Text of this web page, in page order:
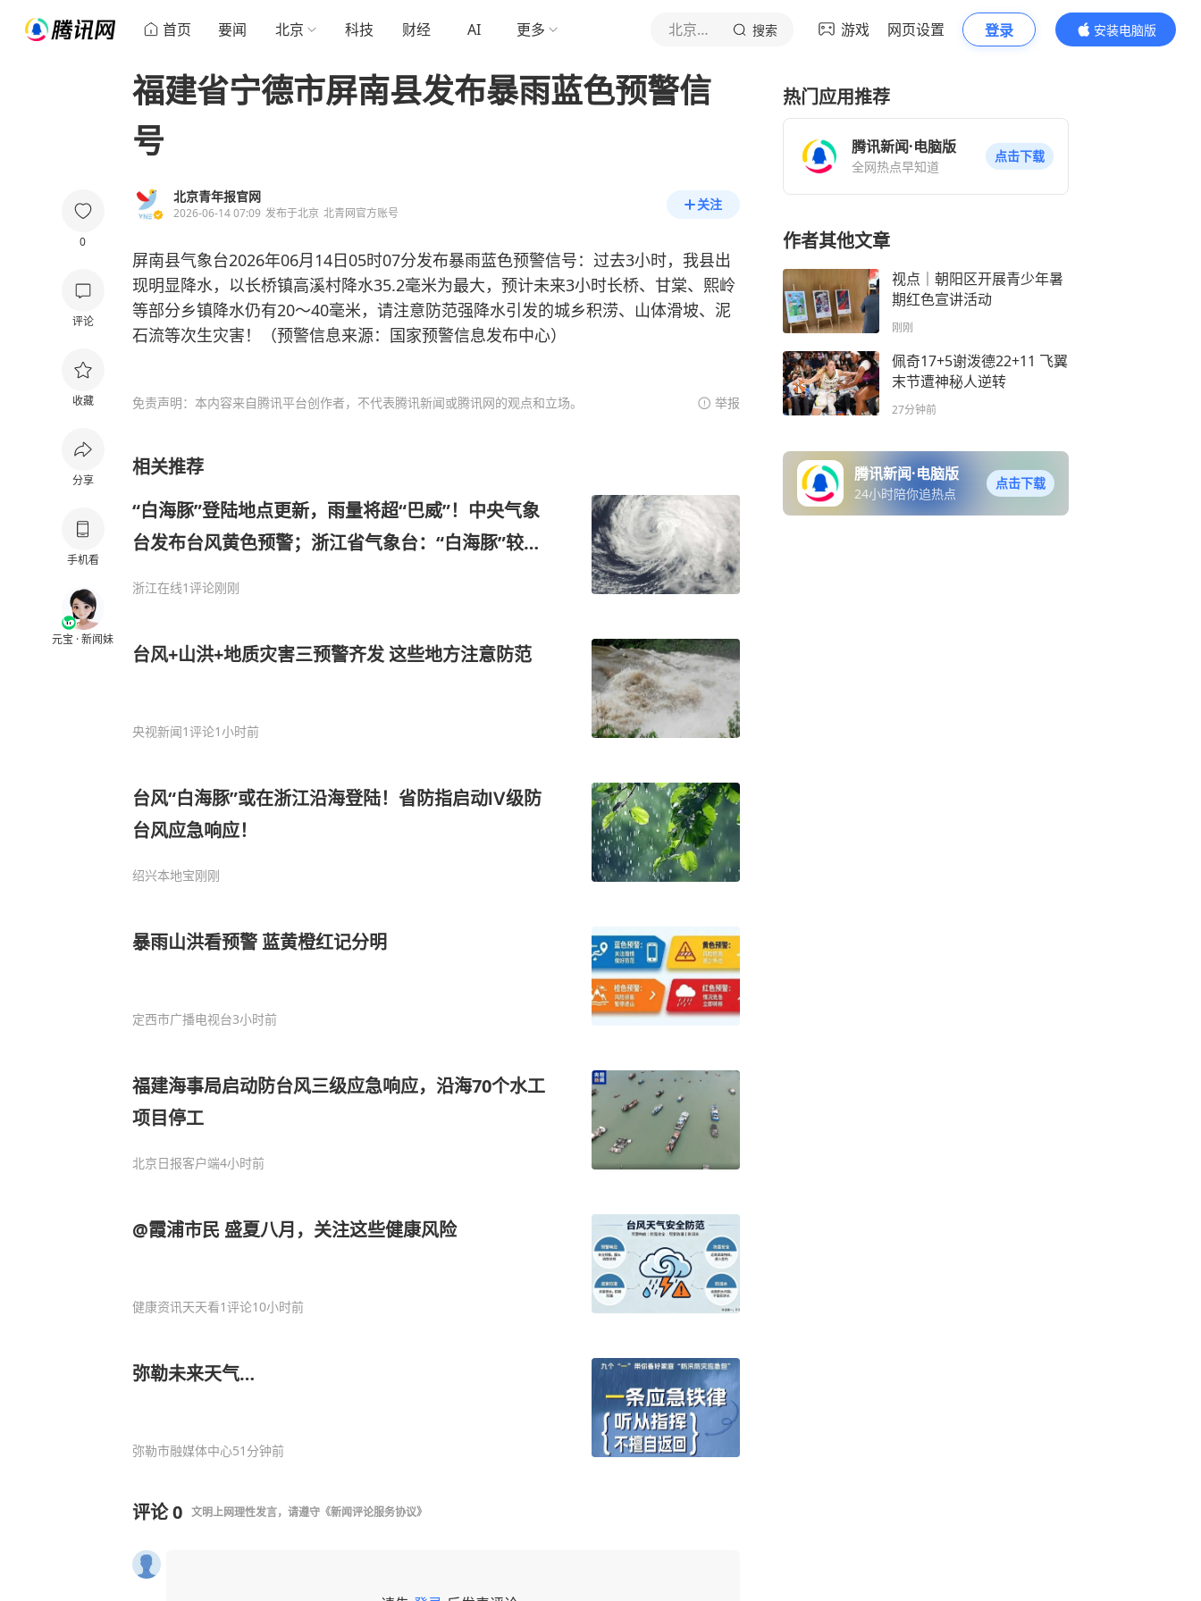
首页 要闻 北京 科技 财经 AI 更多 北京青年报官网 搜索 游戏 网页设置 登录
安装电脑版
内容更精彩
0
评论
收藏
分享
手机看
元宝 · 新闻妹
福建省宁德市屏南县发布暴雨蓝色预警信
号
北京青年报官网
2026-06-14 07:09 发布于北京 北青网官方账号
关注
屏南县气象台2026年06月14日05时07分发布暴雨蓝色预警信号：过去3小时，我县出
现明显降水，以长桥镇高溪村降水35.2毫米为最大，预计未来3小时长桥、甘棠、熙岭
等部分乡镇降水仍有20～40毫米，请注意防范强降水引发的城乡积涝、山体滑坡、泥
石流等次生灾害！（预警信息来源：国家预警信息发布中心）
免责声明：本内容来自腾讯平台创作者，不代表腾讯新闻或腾讯网的观点和立场。 举报
相关推荐
“白海豚”登陆地点更新，雨量将超“巴威”！中央气象
台发布台风黄色预警；浙江省气象台：“白海豚”较大
浙江在线1评论刚刚
台风+山洪+地质灾害三预警齐发 这些地方注意防范
央视新闻1评论1小时前
台风“白海豚”或在浙江沿海登陆！省防指启动Ⅳ级防
台风应急响应！
绍兴本地宝刚刚
暴雨山洪看预警 蓝黄橙红记分明
定西市广播电视台3小时前
福建海事局启动防台风三级应急响应，沿海70个水工
项目停工
北京日报客户端4小时前
@霞浦市民 盛夏八月，关注这些健康风险
健康资讯天天看1评论10小时前
弥勒未来天气…
弥勒市融媒体中心51分钟前
评论0 文明上网理性发言，请遵守 《新闻评论服务协议》
热门应用推荐
腾讯新闻·电脑版
全网热点早知道
点击下载
作者其他文章
视点｜朝阳区开展青少年暑
期红色宣讲活动
刚刚
佩奇17+5谢泼德22+11 飞翼
末节遭神秘人逆转
27分钟前
腾讯新闻·电脑版
24小时陪你追热点
点击下载